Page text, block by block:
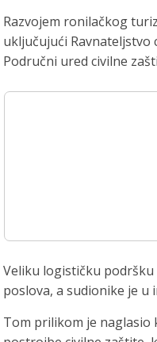
Razvojem ronilačkog
uključujući
Područni ured civilne
Veliku logističku
poslova, a sudionike je u
Tom prilikom je naglasio